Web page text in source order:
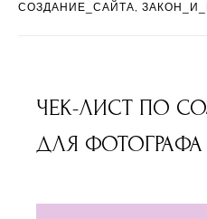
СОЗДАНИЕ_САЙТА
ЧЕК-ЛИСТ ПО
ДЛЯ ФОТОГРАФА